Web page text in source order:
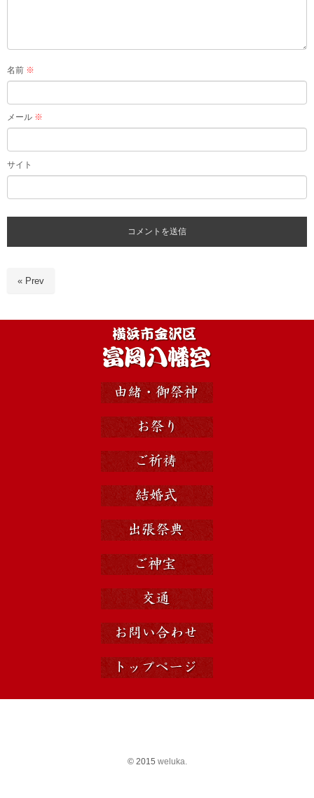
名前 ※
メール ※
サイト
« Prev
© 2015 weluka.